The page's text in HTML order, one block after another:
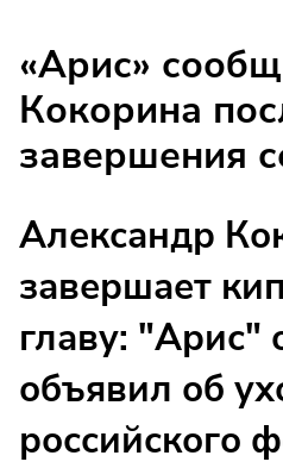
«Арис»
Кокорина
завершения
Александр
завершает
главу: "Арис"
объявил об
российского